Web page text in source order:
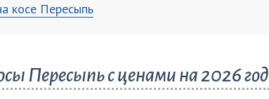
косе Пересыпь
Пересыпь с ценами на 2026 год